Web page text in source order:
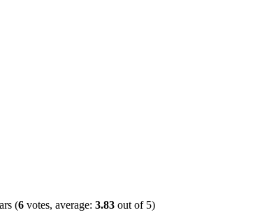
(6 votes, average: 3.83 out of 5)